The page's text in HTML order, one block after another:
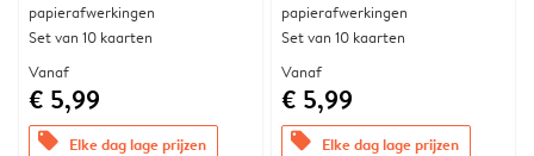
papierafwerkingen
Set van 10 kaarten
Vanaf
€ 5,99
offers Elke dag lage prijzen
papierafwerkingen
Set van 10 kaarten
Vanaf
€ 5,99
offers Elke dag lage prijzen